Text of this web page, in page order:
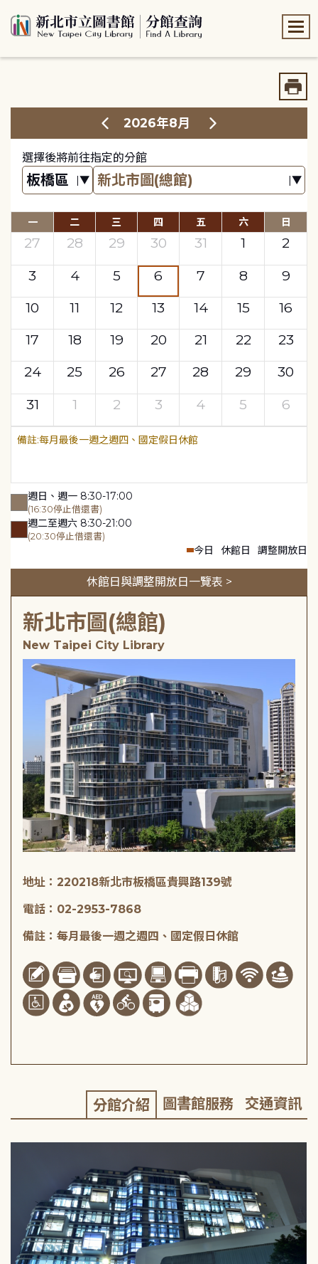
2026年8月
選擇後將前往指定的分館
一 二 三 四 五 六 日
27 28 29 30 31 1
2
3
4 5 6 7 8
9
10
11 12 13 14 15
16
17
18 19 20 21 22
23
24
25 26 27 28 29
30
31
1 2 3 4 5 6
每月最後一週之週四、國定假日休館
週日、週一 8:30-17:00
(16:30停止借還書)
週二至週六 8:30-21:00
(20:30停止借還書)
今日 休館日 調整開放日
休館日與調整開放日一覽表 >
新北市圖(總館)
New Taipei City Library
地址：220218新北市板橋區貴興路139號
電話：02-2953-7868
備註：每月最後一週之週四、國定假日休館
分館介紹 圖書館服務 交通資訊